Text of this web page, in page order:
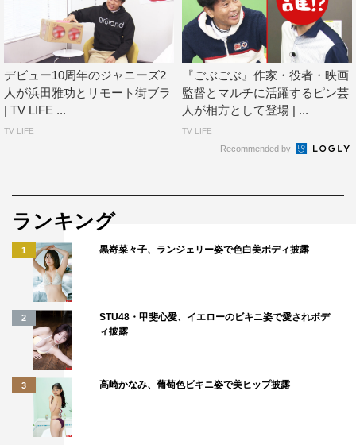
デビュー10周年のジャニーズ2
人が浜田雅功とリモート街ブラ
| TV LIFE ...
TV LIFE
『ごぶごぶ』作家・役者・映画
監督とマルチに活躍するピン芸
人が相方として登場 | ...
TV LIFE
Recommended by
ランキング
1 黒嵜菜々子、ランジェリー姿で色白美ボディ披露
2
STU48・甲斐心愛、イエローのビキニ姿で愛されボデ
ィ披露
3 高崎かなみ、葡萄色ビキニ姿で美ヒップ披露